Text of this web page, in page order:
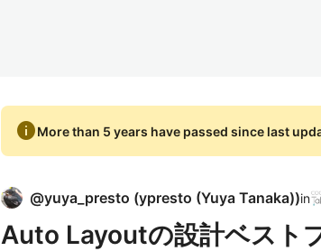
infoMore than 5 years have passed since last
@yuya_presto (ypresto (Yuya Tanaka))in
Auto Layoutの設計ベスト